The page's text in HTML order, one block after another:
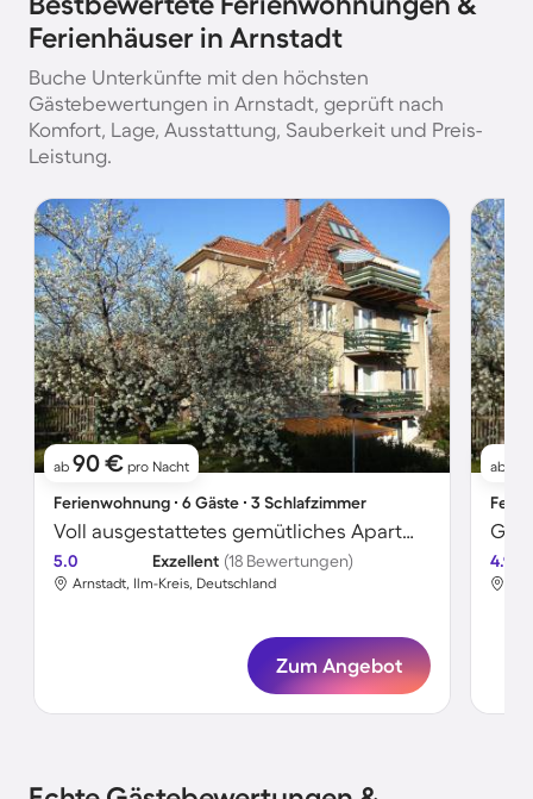
Ferienhäuser in Arnstadt
Buche Unterkünfte mit den höchsten
Gästebewertungen in Arnstadt, geprüft nach
Komfort, Lage, Ausstattung, Sauberkeit und Preis-
Leistung.
ab 90 € pro Nacht
Ferienwohnung ∙ 6 Gäste ∙ 3 Schlafzimmer
Voll ausgestattetes gemütliches Apartment mit Grill und Garten | Hunde erlaubt
5.0 Exzellent (18 Bewertungen)
Arnstadt, Ilm-Kreis, Deutschland
Zum Angebot
ab
4.9